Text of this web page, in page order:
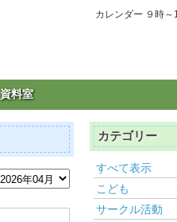
カレンダー ９時
資料室
カテゴリー
すべて表示
こども
サークル活動